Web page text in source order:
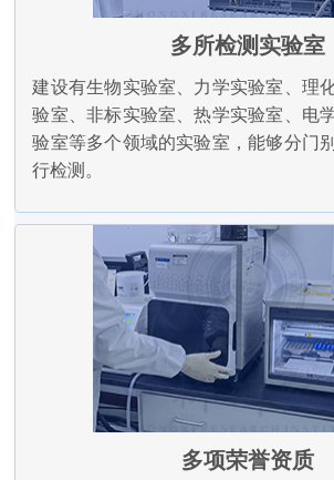
多所检测实验室
建设有生物实验室、力学实验室、理
验室、非标实验室、热学实验室、电
验室等多个领域的实验室，能够分门
行检测。
多项荣誉资质